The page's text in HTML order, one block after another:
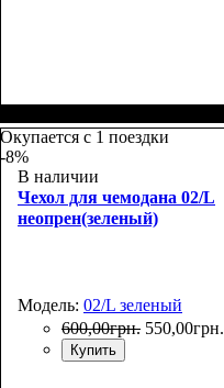
Окупается с 1 поездки
-8%
В наличии
Чехол для чемодана 02/L
неопрен(зеленый)
Модель: 02/L зеленый
600,00грн. 550,00грн.
Купить